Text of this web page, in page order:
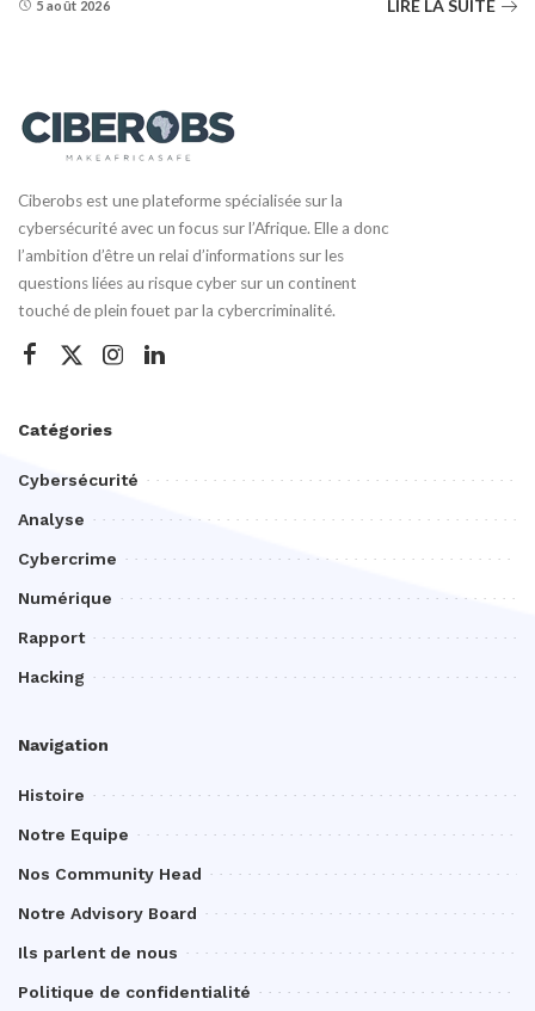
5 août 2026 LIRE LA SUITE
Ciberobs est une plateforme spécialisée sur la
cybersécurité avec un focus sur l’Afrique. Elle a donc
l’ambition d’être un relai d’informations sur les
questions liées au risque cyber sur un continent
touché de plein fouet par la cybercriminalité.
Catégories
Cybersécurité
Analyse
Cybercrime
Numérique
Rapport
Hacking
Navigation
Histoire
Notre Equipe
Nos Community Head
Notre Advisory Board
Ils parlent de nous
Politique de confidentialité